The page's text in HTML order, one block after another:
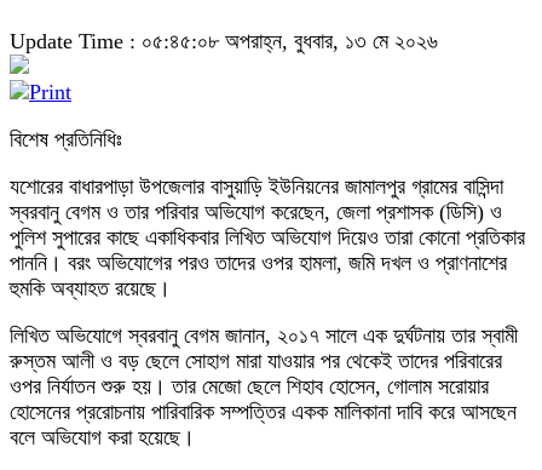
Update Time : ০৫:৪৫:০৮ অপরাহ্ন, বুধবার, ১৩ মে ২০২৬
বিশেষ প্রতিনিধিঃ
যশোরের বাধারপাড়া উপজেলার বাসুয়াড়ি ইউনিয়নের জামালপুর গ্রামের বাসিন্দা
স্বরবানু বেগম ও তার পরিবার অভিযোগ করেছেন, জেলা প্রশাসক (ডিসি) ও
পুলিশ সুপারের কাছে একাধিকবার লিখিত অভিযোগ দিয়েও তারা কোনো প্রতিকার
পাননি। বরং অভিযোগের পরও তাদের ওপর হামলা, জমি দখল ও প্রাণনাশের
হুমকি অব্যাহত রয়েছে।
লিখিত অভিযোগে স্বরবানু বেগম জানান, ২০১৭ সালে এক দুর্ঘটনায় তার স্বামী
রুস্তম আলী ও বড় ছেলে সোহাগ মারা যাওয়ার পর থেকেই তাদের পরিবারের
ওপর নির্যাতন শুরু হয়। তার মেজো ছেলে শিহাব হোসেন, গোলাম সরোয়ার
হোসেনের প্ররোচনায় পারিবারিক সম্পত্তির একক মালিকানা দাবি করে আসছেন
বলে অভিযোগ করা হয়েছে।